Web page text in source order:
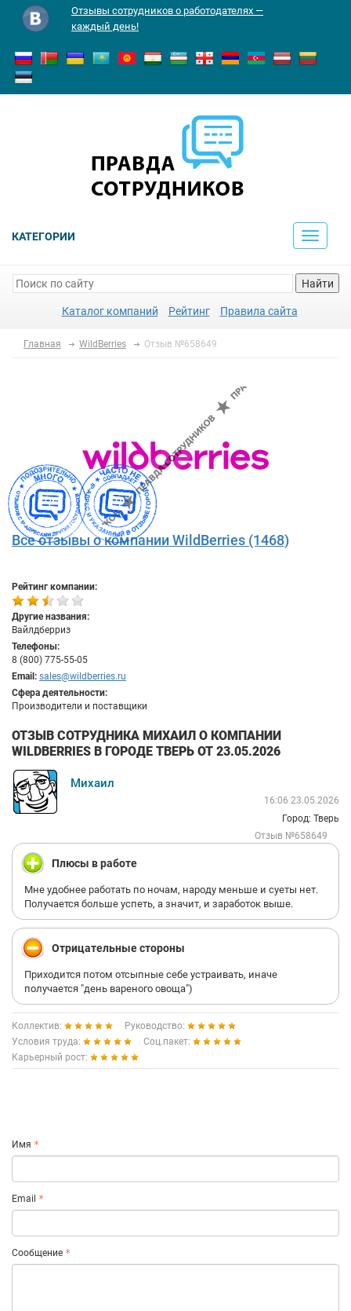
Отзывы сотрудников о работодателях —
каждый день!
КАТЕГОРИИ
Toggle
Найти
Каталог компаний Рейтинг Правила сайта
Главная WildBerries Отзыв №658649
Все отзывы о компании WildBerries (1468)
Рейтинг компании:
Другие названия:
Вайлдберриз
Телефоны:
8 (800) 775-55-05
Email: sales@wildberries.ru
Сфера деятельности:
Производители и поставщики
ОТЗЫВ СОТРУДНИКА МИХАИЛ О КОМПАНИИ
WILDBERRIES В ГОРОДЕ ТВЕРЬ ОТ 23.05.2026
Михаил
16:06 23.05.2026
Город: Тверь
Отзыв №658649
Плюсы в работе
Мне удобнее работать по ночам, народу меньше и суеты нет.
Получается больше успеть, а значит, и заработок выше.
Отрицательные стороны
Приходится потом отсыпные себе устраивать, иначе
получается "день вареного овоща")
Коллектив:
Руководство:
Условия труда:
Соц.пакет:
Карьерный рост:
Имя
Email
Сообщение